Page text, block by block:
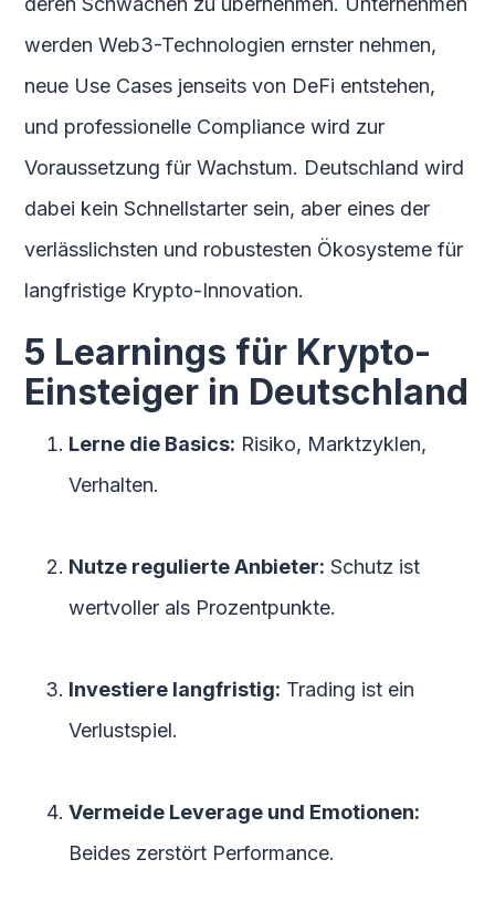
werden Web3-Technologien ernster nehmen,
neue Use Cases jenseits von DeFi entstehen,
und professionelle Compliance wird zur
Voraussetzung für Wachstum. Deutschland wird
dabei kein Schnellstarter sein, aber eines der
verlässlichsten und robustesten Ökosysteme für
langfristige Krypto-Innovation.
5 Learnings für Krypto-
Einsteiger in Deutschland
Lerne die Basics: Risiko, Marktzyklen,
Verhalten.
Nutze regulierte Anbieter: Schutz ist
wertvoller als Prozentpunkte.
Investiere langfristig: Trading ist ein
Verlustspiel.
Vermeide Leverage und Emotionen:
Beides zerstört Performance.